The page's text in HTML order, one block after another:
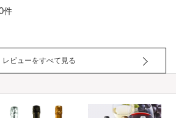
件
レビューをすべて見る